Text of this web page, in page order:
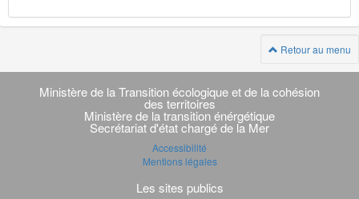
Retour au menu
Navigation
transverse
Ministère de la Transition écologique et de la cohésion
des territoires
Ministère de la transition énérgétique
Secrétariat d'état chargé de la Mer
Accessibilité
Mentions légales
Les sites publics